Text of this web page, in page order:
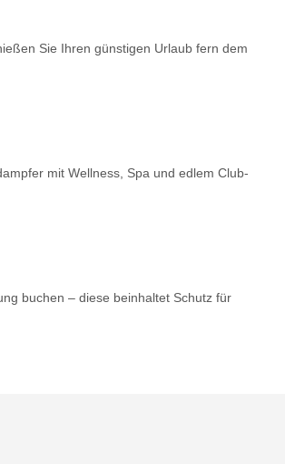
Sie Ihren günstigen Urlaub fern dem
mit Wellness, Spa und edlem Club-
buchen – diese beinhaltet Schutz für